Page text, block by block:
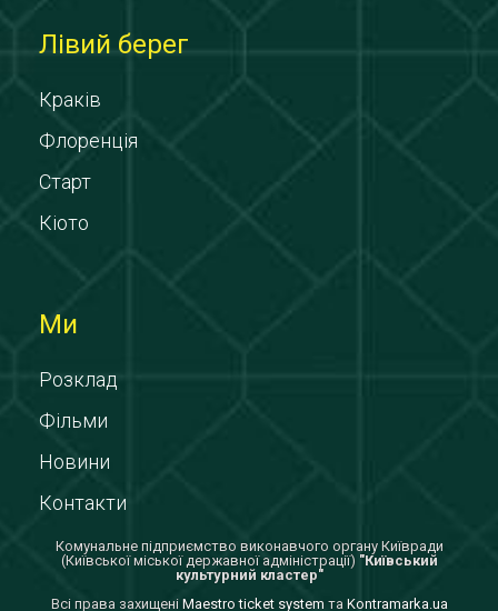
Лівий берег
Краків
Флоренція
Старт
Кіото
Ми
Розклад
Фільми
Новини
Контакти
Комунальне підприємство виконавчого органу Київради
(Київської міської державної адміністрації) "Київський
культурний кластер"
Всi права захищенi Maestro ticket system та Kontramarka.ua